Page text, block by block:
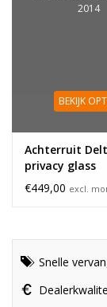
2014
BEKIJK
Achterruit
privacy glass
€449,00 excl.
Snelle